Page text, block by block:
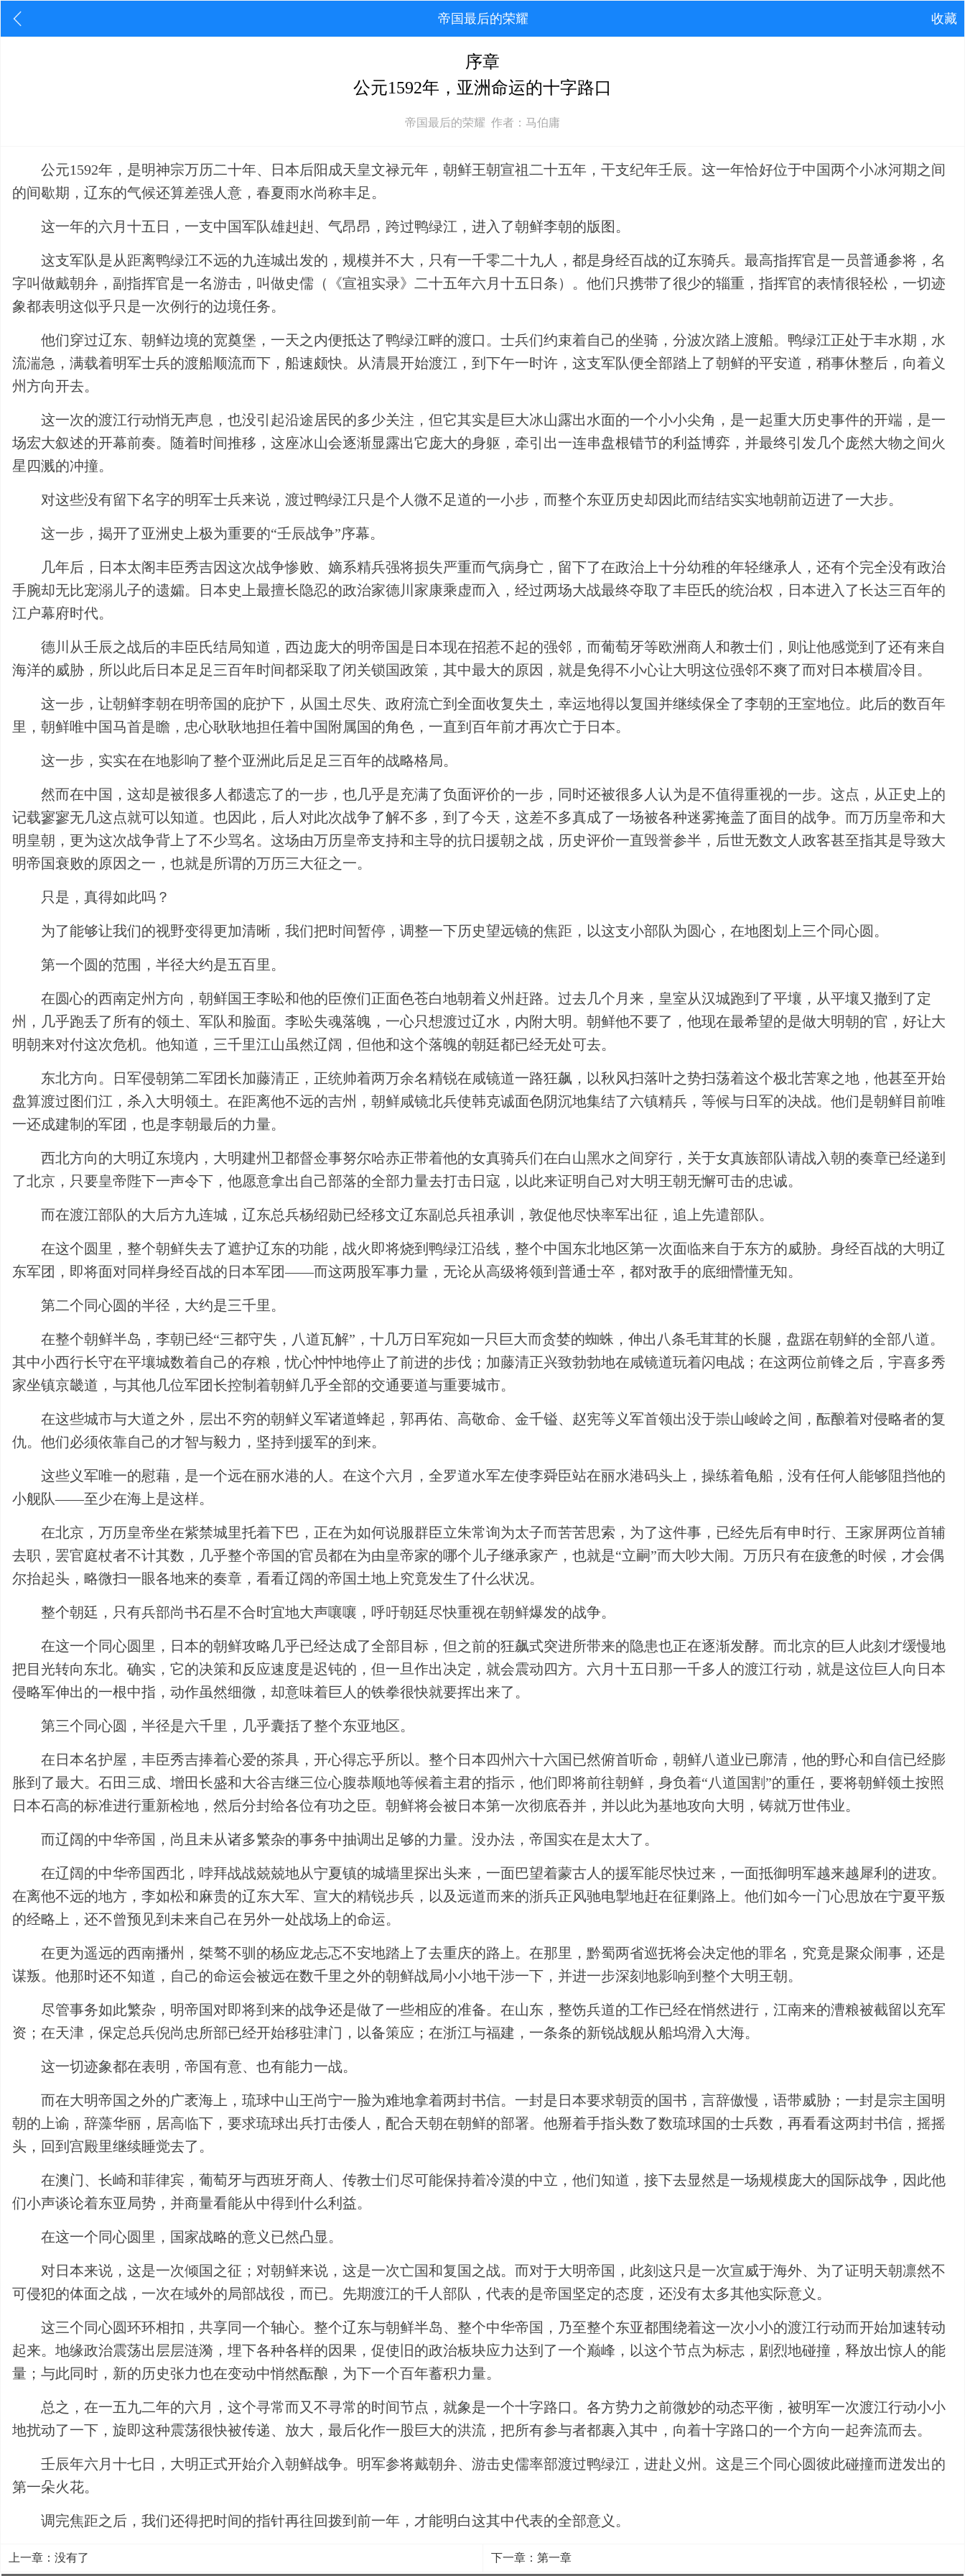
帝国最后的荣耀 收藏
序章
公元1592年，亚洲命运的十字路口
帝国最后的荣耀 作者：马伯庸
公元1592年，是明神宗万历二十年、日本后阳成天皇文禄元年，朝鲜王朝宣祖二十五年，干支纪年壬辰。这一年恰好位于中国两个小冰河期之间
的间歇期，辽东的气候还算差强人意，春夏雨水尚称丰足。
这一年的六月十五日，一支中国军队雄赳赳、气昂昂，跨过鸭绿江，进入了朝鲜李朝的版图。
这支军队是从距离鸭绿江不远的九连城出发的，规模并不大，只有一千零二十九人，都是身经百战的辽东骑兵。最高指挥官是一员普通参将，名
字叫做戴朝弁，副指挥官是一名游击，叫做史儒（《宣祖实录》二十五年六月十五日条）。他们只携带了很少的辎重，指挥官的表情很轻松，一切迹
象都表明这似乎只是一次例行的边境任务。
他们穿过辽东、朝鲜边境的宽奠堡，一天之内便抵达了鸭绿江畔的渡口。士兵们约束着自己的坐骑，分波次踏上渡船。鸭绿江正处于丰水期，水
流湍急，满载着明军士兵的渡船顺流而下，船速颇快。从清晨开始渡江，到下午一时许，这支军队便全部踏上了朝鲜的平安道，稍事休整后，向着义
州方向开去。
这一次的渡江行动悄无声息，也没引起沿途居民的多少关注，但它其实是巨大冰山露出水面的一个小小尖角，是一起重大历史事件的开端，是一
场宏大叙述的开幕前奏。随着时间推移，这座冰山会逐渐显露出它庞大的身躯，牵引出一连串盘根错节的利益博弈，并最终引发几个庞然大物之间火
星四溅的冲撞。
对这些没有留下名字的明军士兵来说，渡过鸭绿江只是个人微不足道的一小步，而整个东亚历史却因此而结结实实地朝前迈进了一大步。
这一步，揭开了亚洲史上极为重要的“壬辰战争”序幕。
几年后，日本太阁丰臣秀吉因这次战争惨败、嫡系精兵强将损失严重而气病身亡，留下了在政治上十分幼稚的年轻继承人，还有个完全没有政治
手腕却无比宠溺儿子的遗孀。日本史上最擅长隐忍的政治家德川家康乘虚而入，经过两场大战最终夺取了丰臣氏的统治权，日本进入了长达三百年的
江户幕府时代。
德川从壬辰之战后的丰臣氏结局知道，西边庞大的明帝国是日本现在招惹不起的强邻，而葡萄牙等欧洲商人和教士们，则让他感觉到了还有来自
海洋的威胁，所以此后日本足足三百年时间都采取了闭关锁国政策，其中最大的原因，就是免得不小心让大明这位强邻不爽了而对日本横眉冷目。
这一步，让朝鲜李朝在明帝国的庇护下，从国土尽失、政府流亡到全面收复失土，幸运地得以复国并继续保全了李朝的王室地位。此后的数百年
里，朝鲜唯中国马首是瞻，忠心耿耿地担任着中国附属国的角色，一直到百年前才再次亡于日本。
这一步，实实在在地影响了整个亚洲此后足足三百年的战略格局。
然而在中国，这却是被很多人都遗忘了的一步，也几乎是充满了负面评价的一步，同时还被很多人认为是不值得重视的一步。这点，从正史上的
记载寥寥无几这点就可以知道。也因此，后人对此次战争了解不多，到了今天，这差不多真成了一场被各种迷雾掩盖了面目的战争。而万历皇帝和大
明皇朝，更为这次战争背上了不少骂名。这场由万历皇帝支持和主导的抗日援朝之战，历史评价一直毁誉参半，后世无数文人政客甚至指其是导致大
明帝国衰败的原因之一，也就是所谓的万历三大征之一。
只是，真得如此吗？
为了能够让我们的视野变得更加清晰，我们把时间暂停，调整一下历史望远镜的焦距，以这支小部队为圆心，在地图划上三个同心圆。
第一个圆的范围，半径大约是五百里。
在圆心的西南定州方向，朝鲜国王李昖和他的臣僚们正面色苍白地朝着义州赶路。过去几个月来，皇室从汉城跑到了平壤，从平壤又撤到了定
州，几乎跑丢了所有的领土、军队和脸面。李昖失魂落魄，一心只想渡过辽水，内附大明。朝鲜他不要了，他现在最希望的是做大明朝的官，好让大
明朝来对付这次危机。他知道，三千里江山虽然辽阔，但他和这个落魄的朝廷都已经无处可去。
东北方向。日军侵朝第二军团长加藤清正，正统帅着两万余名精锐在咸镜道一路狂飙，以秋风扫落叶之势扫荡着这个极北苦寒之地，他甚至开始
盘算渡过图们江，杀入大明领土。在距离他不远的吉州，朝鲜咸镜北兵使韩克诚面色阴沉地集结了六镇精兵，等候与日军的决战。他们是朝鲜目前唯
一还成建制的军团，也是李朝最后的力量。
西北方向的大明辽东境内，大明建州卫都督佥事努尔哈赤正带着他的女真骑兵们在白山黑水之间穿行，关于女真族部队请战入朝的奏章已经递到
了北京，只要皇帝陛下一声令下，他愿意拿出自己部落的全部力量去打击日寇，以此来证明自己对大明王朝无懈可击的忠诚。
而在渡江部队的大后方九连城，辽东总兵杨绍勋已经移文辽东副总兵祖承训，敦促他尽快率军出征，追上先遣部队。
在这个圆里，整个朝鲜失去了遮护辽东的功能，战火即将烧到鸭绿江沿线，整个中国东北地区第一次面临来自于东方的威胁。身经百战的大明辽
东军团，即将面对同样身经百战的日本军团——而这两股军事力量，无论从高级将领到普通士卒，都对敌手的底细懵懂无知。
第二个同心圆的半径，大约是三千里。
在整个朝鲜半岛，李朝已经“三都守失，八道瓦解”，十几万日军宛如一只巨大而贪婪的蜘蛛，伸出八条毛茸茸的长腿，盘踞在朝鲜的全部八道。
其中小西行长守在平壤城数着自己的存粮，忧心忡忡地停止了前进的步伐；加藤清正兴致勃勃地在咸镜道玩着闪电战；在这两位前锋之后，宇喜多秀
家坐镇京畿道，与其他几位军团长控制着朝鲜几乎全部的交通要道与重要城市。
在这些城市与大道之外，层出不穷的朝鲜义军诸道蜂起，郭再佑、高敬命、金千镒、赵宪等义军首领出没于崇山峻岭之间，酝酿着对侵略者的复
仇。他们必须依靠自己的才智与毅力，坚持到援军的到来。
这些义军唯一的慰藉，是一个远在丽水港的人。在这个六月，全罗道水军左使李舜臣站在丽水港码头上，操练着龟船，没有任何人能够阻挡他的
小舰队——至少在海上是这样。
在北京，万历皇帝坐在紫禁城里托着下巴，正在为如何说服群臣立朱常询为太子而苦苦思索，为了这件事，已经先后有申时行、王家屏两位首辅
去职，罢官庭杖者不计其数，几乎整个帝国的官员都在为由皇帝家的哪个儿子继承家产，也就是“立嗣”而大吵大闹。万历只有在疲惫的时候，才会偶
尔抬起头，略微扫一眼各地来的奏章，看看辽阔的帝国土地上究竟发生了什么状况。
整个朝廷，只有兵部尚书石星不合时宜地大声嚷嚷，呼吁朝廷尽快重视在朝鲜爆发的战争。
在这一个同心圆里，日本的朝鲜攻略几乎已经达成了全部目标，但之前的狂飙式突进所带来的隐患也正在逐渐发酵。而北京的巨人此刻才缓慢地
把目光转向东北。确实，它的决策和反应速度是迟钝的，但一旦作出决定，就会震动四方。六月十五日那一千多人的渡江行动，就是这位巨人向日本
侵略军伸出的一根中指，动作虽然细微，却意味着巨人的铁拳很快就要挥出来了。
第三个同心圆，半径是六千里，几乎囊括了整个东亚地区。
在日本名护屋，丰臣秀吉捧着心爱的茶具，开心得忘乎所以。整个日本四州六十六国已然俯首听命，朝鲜八道业已廓清，他的野心和自信已经膨
胀到了最大。石田三成、增田长盛和大谷吉继三位心腹恭顺地等候着主君的指示，他们即将前往朝鲜，身负着“八道国割”的重任，要将朝鲜领土按照
日本石高的标准进行重新检地，然后分封给各位有功之臣。朝鲜将会被日本第一次彻底吞并，并以此为基地攻向大明，铸就万世伟业。
而辽阔的中华帝国，尚且未从诸多繁杂的事务中抽调出足够的力量。没办法，帝国实在是太大了。
在辽阔的中华帝国西北，哱拜战战兢兢地从宁夏镇的城墙里探出头来，一面巴望着蒙古人的援军能尽快过来，一面抵御明军越来越犀利的进攻。
在离他不远的地方，李如松和麻贵的辽东大军、宣大的精锐步兵，以及远道而来的浙兵正风驰电掣地赶在征剿路上。他们如今一门心思放在宁夏平叛
的经略上，还不曾预见到未来自己在另外一处战场上的命运。
在更为遥远的西南播州，桀骜不驯的杨应龙忐忑不安地踏上了去重庆的路上。在那里，黔蜀两省巡抚将会决定他的罪名，究竟是聚众闹事，还是
谋叛。他那时还不知道，自己的命运会被远在数千里之外的朝鲜战局小小地干涉一下，并进一步深刻地影响到整个大明王朝。
尽管事务如此繁杂，明帝国对即将到来的战争还是做了一些相应的准备。在山东，整饬兵道的工作已经在悄然进行，江南来的漕粮被截留以充军
资；在天津，保定总兵倪尚忠所部已经开始移驻津门，以备策应；在浙江与福建，一条条的新锐战舰从船坞滑入大海。
这一切迹象都在表明，帝国有意、也有能力一战。
而在大明帝国之外的广袤海上，琉球中山王尚宁一脸为难地拿着两封书信。一封是日本要求朝贡的国书，言辞傲慢，语带威胁；一封是宗主国明
朝的上谕，辞藻华丽，居高临下，要求琉球出兵打击倭人，配合天朝在朝鲜的部署。他掰着手指头数了数琉球国的士兵数，再看看这两封书信，摇摇
头，回到宫殿里继续睡觉去了。
在澳门、长崎和菲律宾，葡萄牙与西班牙商人、传教士们尽可能保持着冷漠的中立，他们知道，接下去显然是一场规模庞大的国际战争，因此他
们小声谈论着东亚局势，并商量看能从中得到什么利益。
在这一个同心圆里，国家战略的意义已然凸显。
对日本来说，这是一次倾国之征；对朝鲜来说，这是一次亡国和复国之战。而对于大明帝国，此刻这只是一次宣威于海外、为了证明天朝凛然不
可侵犯的体面之战，一次在域外的局部战役，而已。先期渡江的千人部队，代表的是帝国坚定的态度，还没有太多其他实际意义。
这三个同心圆环环相扣，共享同一个轴心。整个辽东与朝鲜半岛、整个中华帝国，乃至整个东亚都围绕着这一次小小的渡江行动而开始加速转动
起来。地缘政治震荡出层层涟漪，埋下各种各样的因果，促使旧的政治板块应力达到了一个巅峰，以这个节点为标志，剧烈地碰撞，释放出惊人的能
量；与此同时，新的历史张力也在变动中悄然酝酿，为下一个百年蓄积力量。
总之，在一五九二年的六月，这个寻常而又不寻常的时间节点，就象是一个十字路口。各方势力之前微妙的动态平衡，被明军一次渡江行动小小
地扰动了一下，旋即这种震荡很快被传递、放大，最后化作一股巨大的洪流，把所有参与者都裹入其中，向着十字路口的一个方向一起奔流而去。
壬辰年六月十七日，大明正式开始介入朝鲜战争。明军参将戴朝弁、游击史儒率部渡过鸭绿江，进赴义州。这是三个同心圆彼此碰撞而迸发出的
第一朵火花。
调完焦距之后，我们还得把时间的指针再往回拨到前一年，才能明白这其中代表的全部意义。
上一章：没有了 下一章：第一章